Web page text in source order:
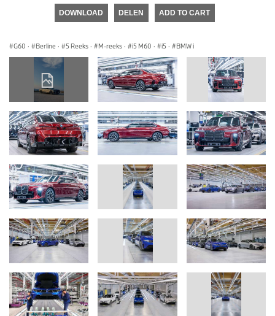
DOWNLOAD DELEN ADD TO CART
G60 · Berline · 5 Reeks · M-reeks · i5 M60 · i5 · BMW i